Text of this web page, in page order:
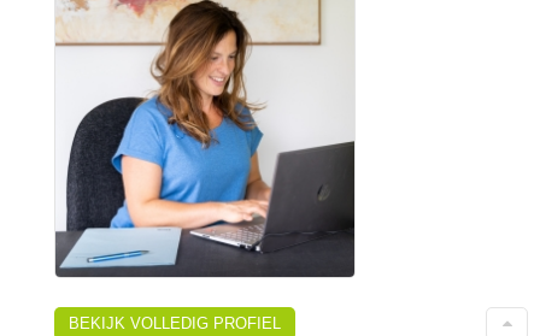
BEKIJK VOLLEDIG PROFIEL